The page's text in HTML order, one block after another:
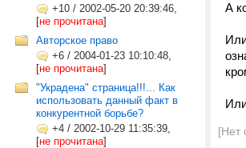
+10 / 2002-05-20 20:39:46,
[не прочитана]
Авторское право
+6 / 2004-01-23 10:10:48,
[не прочитана]
"Украдена" страница!!!... Как
использовать данный факт в
конкурентной борьбе?
+4 / 2002-10-29 11:35:39,
[не прочитана]
А
[Нет